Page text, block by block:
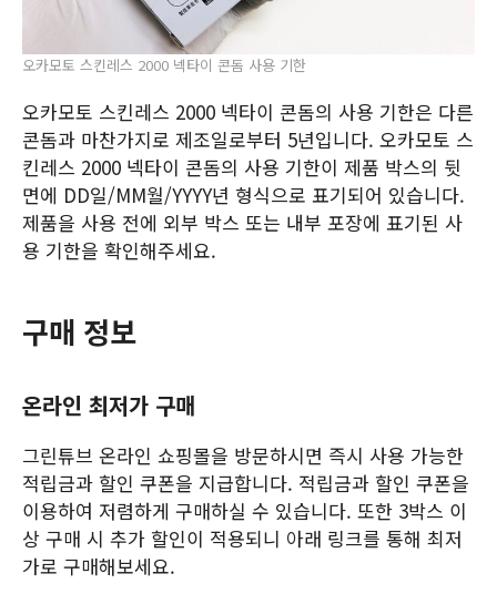
오카모토 스킨레스 2000 넥타이 콘돔 사용 기한
오카모토 스킨레스 2000 넥타이 콘돔의 사용 기한은 다른
콘돔과 마찬가지로 제조일로부터 5년입니다. 오카모토 스
킨레스 2000 넥타이 콘돔의 사용 기한이 제품 박스의 뒷
면에 DD일/MM월/YYYY년 형식으로 표기되어 있습니다.
제품을 사용 전에 외부 박스 또는 내부 포장에 표기된 사
용 기한을 확인해주세요.
구매 정보
온라인 최저가 구매
그린튜브 온라인 쇼핑몰을 방문하시면 즉시 사용 가능한
적립금과 할인 쿠폰을 지급합니다. 적립금과 할인 쿠폰을
이용하여 저렴하게 구매하실 수 있습니다. 또한 3박스 이
상 구매 시 추가 할인이 적용되니 아래 링크를 통해 최저
가로 구매해보세요.